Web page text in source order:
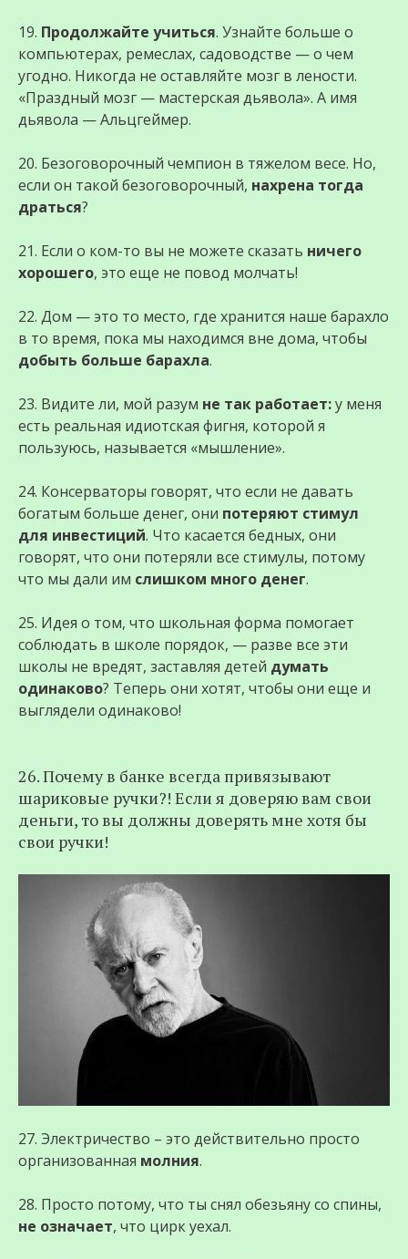
19. Продолжайте учиться. Узнайте больше о
компьютерах, ремеслах, садоводстве — о чем
угодно. Никогда не оставляйте мозг в лености.
«Праздный мозг — мастерская дьявола». А имя
дьявола — Альцгеймер.
20. Безоговорочный чемпион в тяжелом весе. Но,
если он такой безоговорочный, нахрена тогда
драться?
21. Если о ком-то вы не можете сказать ничего
хорошего, это еще не повод молчать!
22. Дом — это то место, где хранится наше барахло
в то время, пока мы находимся вне дома, чтобы
добыть больше барахла.
23. Видите ли, мой разум не так работает:у меня
есть реальная идиотская фигня, которой я
пользуюсь, называется «мышление».
24. Консерваторы говорят, что если не давать
богатым больше денег, они потеряют стимул
для инвестиций. Что касается бедных, они
говорят, что они потеряли все стимулы, потому
что мы дали им слишком много денег.
25. Идея о том, что школьная форма помогает
соблюдать в школе порядок, — разве все эти
школы не вредят, заставляя детей думать
одинаково? Теперь они хотят, чтобы они еще и
выглядели одинаково!
26. Почему в банке всегда привязывают
шариковые ручки?! Если я доверяю вам свои
деньги, то вы должны доверять мне хотя бы
свои ручки!
27. Электричество – это действительно просто
организованная молния.
28. Просто потому, что ты снял обезьяну со спины,
не означает, что цирк уехал.